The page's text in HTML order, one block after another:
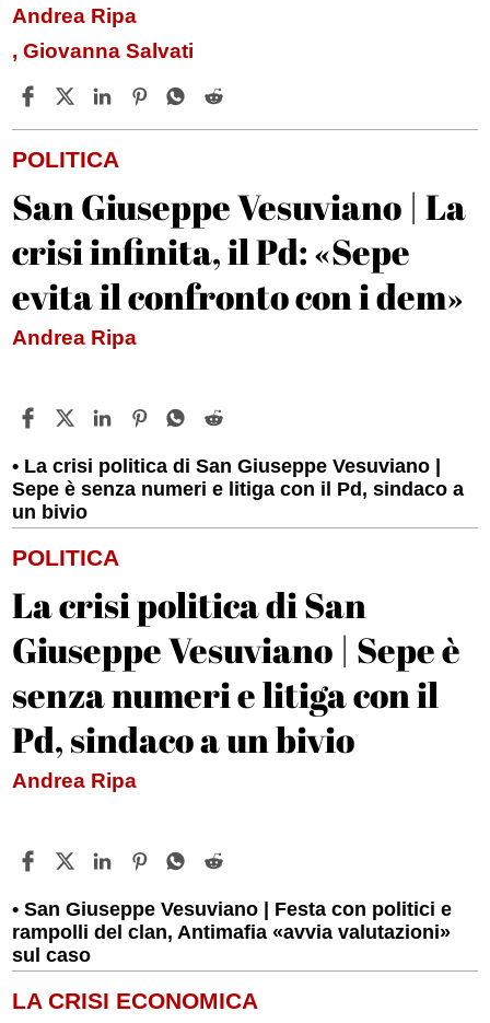
Andrea Ripa
, Giovanna Salvati
POLITICA
San Giuseppe Vesuviano | La
crisi infinita, il Pd: «Sepe
evita il confronto con i dem»
Andrea Ripa
La crisi politica di San Giuseppe Vesuviano |
Sepe è senza numeri e litiga con il Pd, sindaco a
un bivio
POLITICA
La crisi politica di San
Giuseppe Vesuviano | Sepe è
senza numeri e litiga con il
Pd, sindaco a un bivio
Andrea Ripa
San Giuseppe Vesuviano | Festa con politici e
rampolli del clan, Antimafia «avvia valutazioni»
sul caso
LA CRISI ECONOMICA